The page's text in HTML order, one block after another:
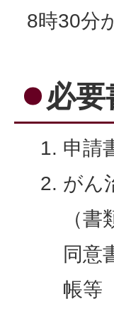
8時30分
必要
申請
がん
（
同意
帳等